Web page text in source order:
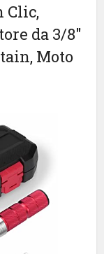
Clic,
da 3/8″
Moto